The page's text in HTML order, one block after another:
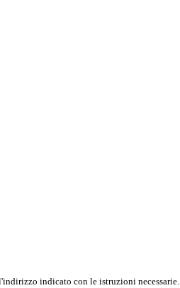
indicato con le istruzioni necessarie.